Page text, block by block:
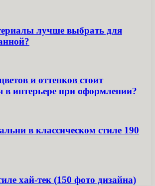
лучше выбрать для
и оттенков стоит
в интерьере при оформлении?
в классическом стиле 190
хай-тек (150 фото дизайна)